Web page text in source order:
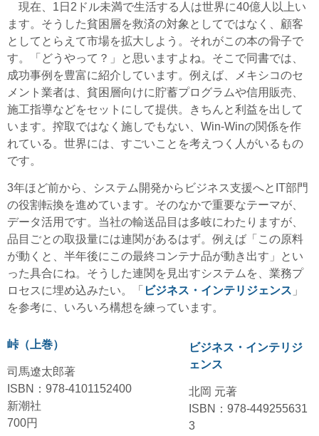
現在、1日2ドル未満で生活する人は世界に40億人以上い
ます。そうした貧困層を救済の対象としてではなく、顧客
としてとらえて市場を拡大しよう。それがこの本の骨子で
す。「どうやって？」と思いますよね。そこで同書では、
成功事例を豊富に紹介しています。例えば、メキシコのセ
メント業者は、貧困層向けに貯蓄プログラムや信用販売、
施工指導などをセットにして提供。きちんと利益を出して
います。搾取ではなく施しでもない、Win-Winの関係を作
れている。世界には、すごいことを考えつく人がいるもの
です。
3年ほど前から、システム開発からビジネス支援へとIT部門
の役割転換を進めています。そのなかで重要なテーマが、
データ活用です。当社の輸送品目は多岐にわたりますが、
品目ごとの取扱量には連関があるはず。例えば「この原料
が動くと、半年後にこの最終コンテナ品が動き出す」とい
った具合にね。そうした連関を見出すシステムを、業務プ
ロセスに埋め込みたい。「 ビジネス・インテリジェンス 」
を参考に、いろいろ構想を練っています。
峠（上巻）
司馬遼太郎著
ISBN：978-4101152400
新潮社
700円
ビジネス・インテリジ
ェンス
北岡 元著
ISBN：978-449255631
3